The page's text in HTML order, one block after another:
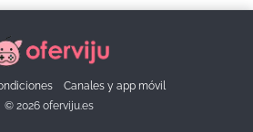
Canales y app móvil
© 2026 oferviju.es